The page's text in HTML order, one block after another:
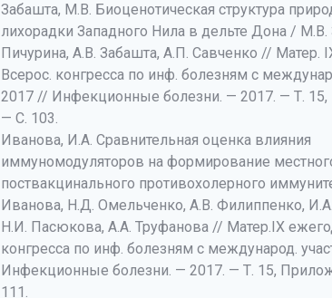
Забашта, М.В. Биоценотическая структура
лихорадки Западного Нила в дельте Дона / М.В.
Пичурина, А.В. Забашта, А.П. Савченко // Матер.
Всерос. конгресса по инф. болезням с
2017 // Инфекционные болезни. — 2017. — Т.
— С. 103.
Иванова, И.А. Сравнительная оценка влияния
иммуномодуляторов на формирование
поствакцинального противохолерного
Иванова, Н.Д. Омельченко, А.В. Филиппенко,
Н.И. Пасюкова, А.А. Труфанова // Матер.IХ
конгресса по инф. болезням с международ.
Инфекционные болезни. — 2017. — Т. 15,
111.